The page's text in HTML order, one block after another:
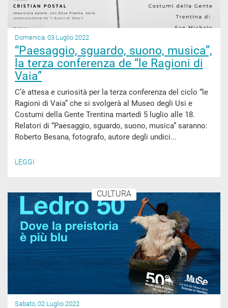
Domenica, 03 Luglio 2022
“Paesaggio, sguardo, suono, musica”,
la terza conferenza de “le Ragioni di
Vaia”
C’è attesa e curiosità per la terza conferenza del ciclo “le
Ragioni di Vaia” che si svolgerà al Museo degli Usi e
Costumi della Gente Trentina martedì 5 luglio alle 18.
Relatori di “Paesaggio, sguardo, suono, musica” saranno:
Roberto Besana, fotografo, autore degli undici...
LEGGI
CULTURA
Sabato, 02 Luglio 2022